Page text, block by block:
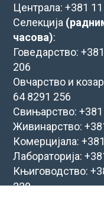
Централа: +381
Селекција
часова):
Говедарство:
206
Овчарство и
64 8291 256
Свињарство:
Живинарство:
Комерцијала:
Лабораторија:
Књиговодство:
229